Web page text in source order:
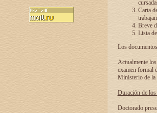
Carta
Breve
Lista
Los
Actualmente
examen formal
Ministerio de la
Duración de
Doctorado